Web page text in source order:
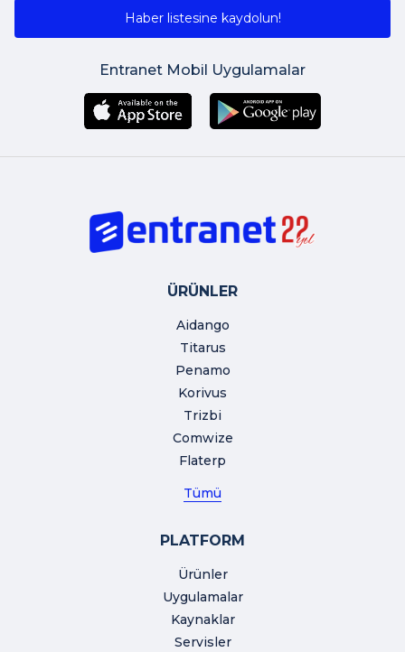
Haber listesine kaydolun!
Entranet Mobil Uygulamalar
ÜRÜNLER
Aidango
Titarus
Penamo
Korivus
Trizbi
Comwize
Flaterp
Tümü
PLATFORM
Ürünler
Uygulamalar
Kaynaklar
Servisler